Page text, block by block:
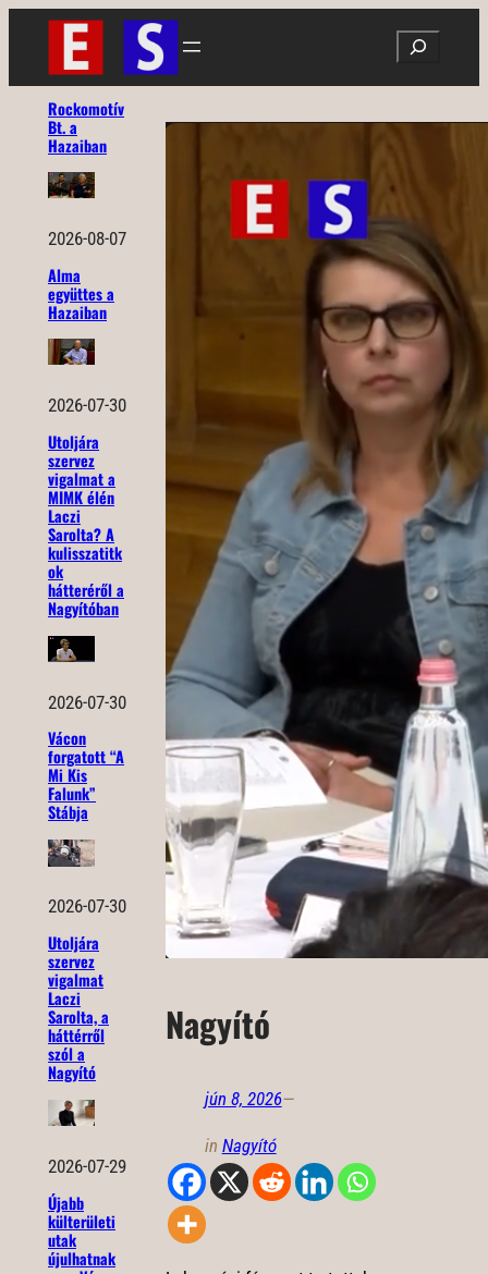
Ugrás
tartalomhoz
Search
Rockomotív
Bt. a
Hazaiban
2026-08-07
Alma
együttes a
Hazaiban
2026-07-30
Utoljára
szervez
vigalmat a
MIMK élén
Laczi
Sarolta? A
kulisszatitk
ok
hátteréről a
Nagyítóban
2026-07-30
Vácon
forgatott “A
Mi Kis
Falunk”
Stábja
2026-07-30
Utoljára
szervez
vigalmat
Laczi
Sarolta, a
háttérről
szól a
Nagyító
2026-07-29
Újabb
külterületi
utak
újulhatnak
Nagyító
jún 8, 2026—
in Nagyító